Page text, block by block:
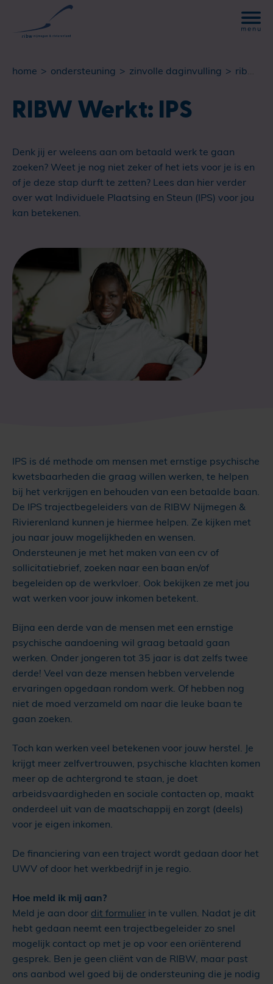
home ondersteuning zinvolle daginvulling ribw werkt: ips
RIBW Werkt: IPS
Denk jij er weleens aan om betaald werk te gaan
zoeken? Weet je nog niet zeker of het iets voor je is en
of je deze stap durft te zetten? Lees dan hier verder
over wat Individuele Plaatsing en Steun (IPS) voor jou
kan betekenen.
IPS is dé methode om mensen met ernstige psychische
kwetsbaarheden die graag willen werken, te helpen
bij het verkrijgen en behouden van een betaalde baan.
De IPS trajectbegeleiders van de RIBW Nijmegen &
Rivierenland kunnen je hiermee helpen. Ze kijken met
jou naar jouw mogelijkheden en wensen.
Ondersteunen je met het maken van een cv of
sollicitatiebrief, zoeken naar een baan en/of
begeleiden op de werkvloer. Ook bekijken ze met jou
wat werken voor jouw inkomen betekent.
Bijna een derde van de mensen met een ernstige
psychische aandoening wil graag betaald gaan
werken. Onder jongeren tot 35 jaar is dat zelfs twee
derde! Veel van deze mensen hebben vervelende
ervaringen opgedaan rondom werk. Of hebben nog
niet de moed verzameld om naar die leuke baan te
gaan zoeken.
Toch kan werken veel betekenen voor jouw herstel. Je
krijgt meer zelfvertrouwen, psychische klachten komen
meer op de achtergrond te staan, je doet
arbeidsvaardigheden en sociale contacten op, maakt
onderdeel uit van de maatschappij en zorgt (deels)
voor je eigen inkomen.
De financiering van een traject wordt gedaan door het
UWV of door het werkbedrijf in je regio.
Hoe meld ik mij aan?
Meld je aan door dit formulier in te vullen. Nadat je dit
hebt gedaan neemt een trajectbegeleider zo snel
mogelijk contact op met je op voor een oriënterend
gesprek. Ben je geen cliënt van de RIBW, maar past
ons aanbod wel goed bij de ondersteuning die je nodig